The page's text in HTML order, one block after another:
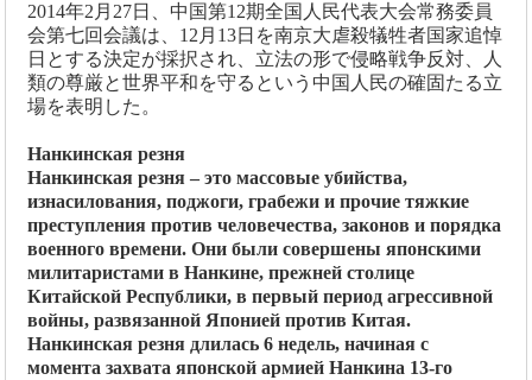
2014年2月27日、中国第12期全国人民代表大会常務委員
会第七回会議は、12月13日を南京大虐殺犠牲者国家追悼
日とする決定が採択され、立法の形で侵略戦争反対、人
類の尊厳と世界平和を守るという中国人民の確固たる立
場を表明した。
Нанкинская резня
Нанкинская резня – это массовые убийства,
изнасилования, поджоги, грабежи и прочие тяжкие
преступления против человечества, законов и порядка
военного времени. Они были совершены японскими
милитаристами в Нанкине, прежней столице
Китайской Республики, в первый период агрессивной
войны, развязанной Японией против Китая.
Нанкинская резня длилась 6 недель, начиная с
момента захвата японской армией Нанкина 13-го